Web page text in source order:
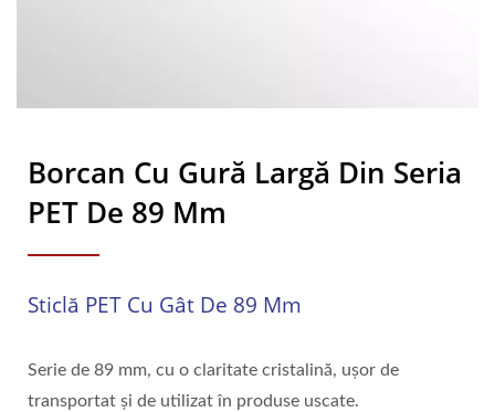
Borcan Cu Gură Largă Din Seria
PET De 89 Mm
Sticlă PET Cu Gât De 89 Mm
Serie de 89 mm, cu o claritate cristalină, ușor de
transportat și de utilizat în produse uscate.